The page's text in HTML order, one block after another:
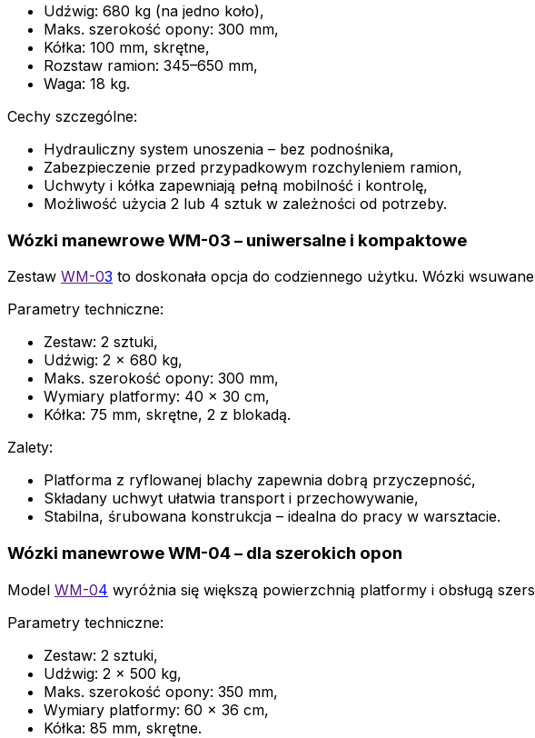
Udźwig: 680 kg (na jedno koło),
Maks. szerokość opony: 300 mm,
Kółka: 100 mm, skrętne,
Rozstaw ramion: 345–650 mm,
Waga: 18 kg.
Cechy szczególne:
Hydrauliczny system unoszenia – bez podnośnika,
Zabezpieczenie przed przypadkowym rozchyleniem ramion,
Uchwyty i kółka zapewniają pełną mobilność i kontrolę,
Możliwość użycia 2 lub 4 sztuk w zależności od potrzeby.
Wózki manewrowe WM-03 – uniwersalne i kompaktowe
Zestaw WM-03 to doskonała opcja do codziennego użytku. Wózki
Parametry techniczne:
Zestaw: 2 sztuki,
Udźwig: 2 × 680 kg,
Maks. szerokość opony: 300 mm,
Wymiary platformy: 40 × 30 cm,
Kółka: 75 mm, skrętne, 2 z blokadą.
Zalety:
Platforma z ryflowanej blachy zapewnia dobrą przyczepność,
Składany uchwyt ułatwia transport i przechowywanie,
Stabilna, śrubowana konstrukcja – idealna do pracy w warsztacie.
Wózki manewrowe WM-04 – dla szerokich opon
Model WM-04 wyróżnia się większą powierzchnią platformy i obsługą
Parametry techniczne:
Zestaw: 2 sztuki,
Udźwig: 2 × 500 kg,
Maks. szerokość opony: 350 mm,
Wymiary platformy: 60 × 36 cm,
Kółka: 85 mm, skrętne.